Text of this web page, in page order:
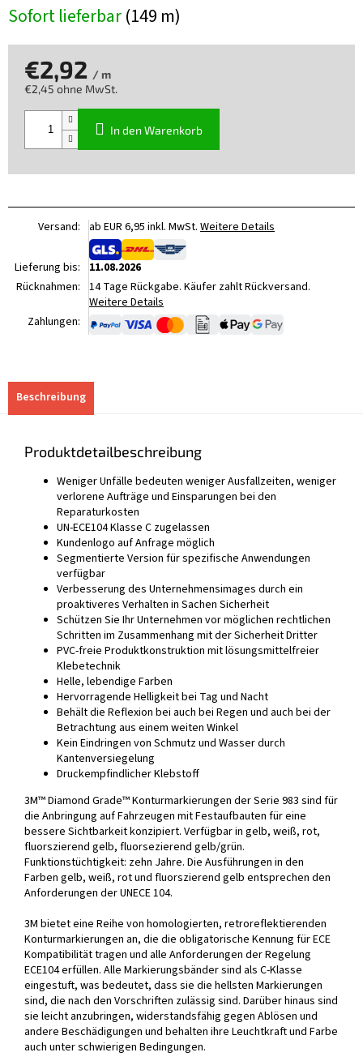
Sofort lieferbar(149 m)
€2,92 / m
€2,45 ohne MwSt.
In den Warenkorb
Versand: ab EUR 6,95 inkl. MwSt. Weitere Details
Lieferung bis:
11.08.2026
Rücknahmen: 14 Tage Rückgabe. Käufer zahlt Rückversand.
Weitere Details
Zahlungen:
Beschreibung
Produktdetailbeschreibung
Weniger Unfälle bedeuten weniger Ausfallzeiten, weniger
verlorene Aufträge und Einsparungen bei den
Reparaturkosten
UN-ECE104 Klasse C zugelassen
Kundenlogo auf Anfrage möglich
Segmentierte Version für spezifische Anwendungen
verfügbar
Verbesserung des Unternehmensimages durch ein
proaktiveres Verhalten in Sachen Sicherheit
Schützen Sie Ihr Unternehmen vor möglichen rechtlichen
Schritten im Zusammenhang mit der Sicherheit Dritter
PVC-freie Produktkonstruktion mit lösungsmittelfreier
Klebetechnik
Helle, lebendige Farben
Hervorragende Helligkeit bei Tag und Nacht
Behält die Reflexion bei auch bei Regen und auch bei der
Betrachtung aus einem weiten Winkel
Kein Eindringen von Schmutz und Wasser durch
Kantenversiegelung
Druckempfindlicher Klebstoff
3M™ Diamond Grade™ Konturmarkierungen der Serie 983 sind für
die Anbringung auf Fahrzeugen mit Festaufbauten für eine
bessere Sichtbarkeit konzipiert. Verfügbar in gelb, weiß, rot,
fluorszierend gelb, fluorsezierend gelb/grün.
Funktionstüchtigkeit: zehn Jahre. Die Ausführungen in den
Farben gelb, weiß, rot und fluorszierend gelb entsprechen den
Anforderungen der UNECE 104.
3M bietet eine Reihe von homologierten, retroreflektierenden
Konturmarkierungen an, die die obligatorische Kennung für ECE
Kompatibilität tragen und alle Anforderungen der Regelung
ECE104 erfüllen. Alle Markierungsbänder sind als C-Klasse
eingestuft, was bedeutet, dass sie die hellsten Markierungen
sind, die nach den Vorschriften zulässig sind. Darüber hinaus sind
sie leicht anzubringen, widerstandsfähig gegen Ablösen und
andere Beschädigungen und behalten ihre Leuchtkraft und Farbe
auch unter schwierigen Bedingungen.